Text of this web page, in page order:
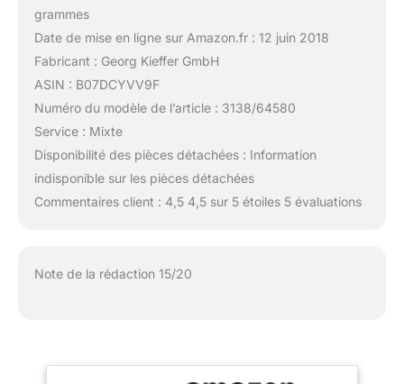
grammes
Date de mise en ligne sur Amazon.fr : 12 juin 2018
Fabricant : Georg Kieffer GmbH
ASIN : B07DCYVV9F
Numéro du modèle de l’article : 3138/64580
Service : Mixte
Disponibilité des pièces détachées : Information
indisponible sur les pièces détachées
Commentaires client : 4,5 4,5 sur 5 étoiles 5 évaluations
Note de la rédaction 15/20